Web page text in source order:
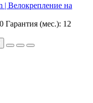
| Велокрепление на
Гарантия (мес.): 12